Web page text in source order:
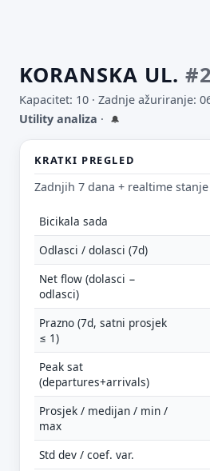
KORANSKA UL.
Kapacitet: 10 · Zadnje ažuriranje:
Utility analiza · 🔔
KRATKI PREGLED
Zadnjih 7 dana + realtime stanje
Bicikala sada
Odlasci / dolasci (7d)
Net flow (dolasci −
odlasci)
Prazno (7d, satni prosjek
≤ 1)
Peak sat
(departures+arrivals)
Prosjek / medijan / min /
max
Std dev / coef. var.